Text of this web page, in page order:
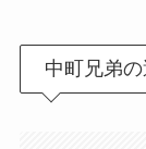
中町兄弟